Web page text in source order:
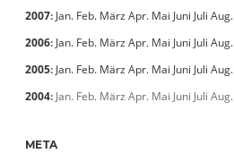
2007: Jan. Feb. März Apr. Mai Juni Juli Aug.
2006: Jan. Feb. März Apr. Mai Juni Juli Aug.
2005: Jan. Feb. März Apr. Mai Juni Juli Aug.
2004: Jan. Feb. März Apr. Mai Juni Juli Aug.
META